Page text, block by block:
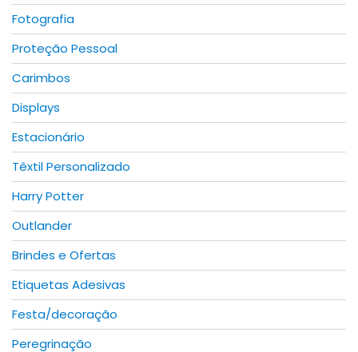
Fotografia
Proteção Pessoal
Carimbos
Displays
Estacionário
Têxtil Personalizado
Harry Potter
Outlander
Brindes e Ofertas
Etiquetas Adesivas
Festa/decoração
Peregrinação